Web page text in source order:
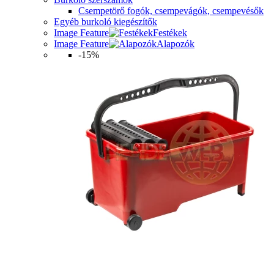
Csempetörő fogók, csempevágók, csempevésők
Egyéb burkoló kiegészítők
Image Feature
Festékek
Image Feature
Alapozók
-15%